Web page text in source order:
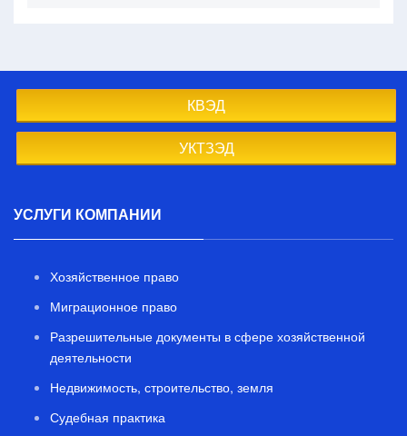
КВЭД
УКТЗЭД
УСЛУГИ КОМПАНИИ
Хозяйственное право
Миграционное право
Разрешительные документы в сфере хозяйственной
деятельности
Недвижимость, строительство, земля
Судебная практика